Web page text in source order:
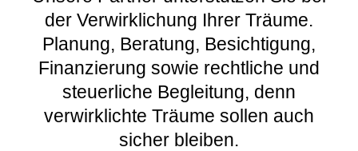
der Verwirklichung Ihrer Träume.
Planung, Beratung, Besichtigung,
Finanzierung sowie rechtliche und
steuerliche Begleitung, denn
verwirklichte Träume sollen auch
sicher bleiben.